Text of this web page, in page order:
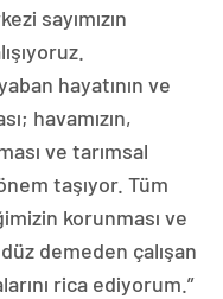
sayımızın
hayatının ve
havamızın,
ve tarımsal
taşıyor. Tüm
korunması ve
demeden çalışan
rica ediyorum.”